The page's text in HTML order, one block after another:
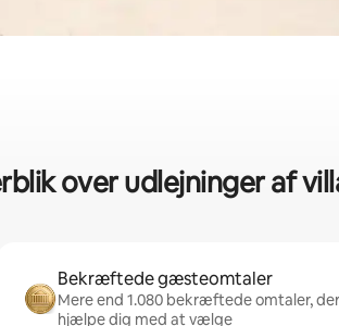
over udlejninger af
Bekræftede gæsteomtaler
Mere end 1.080 bekræftede omtaler,
hjælpe dig med at vælge